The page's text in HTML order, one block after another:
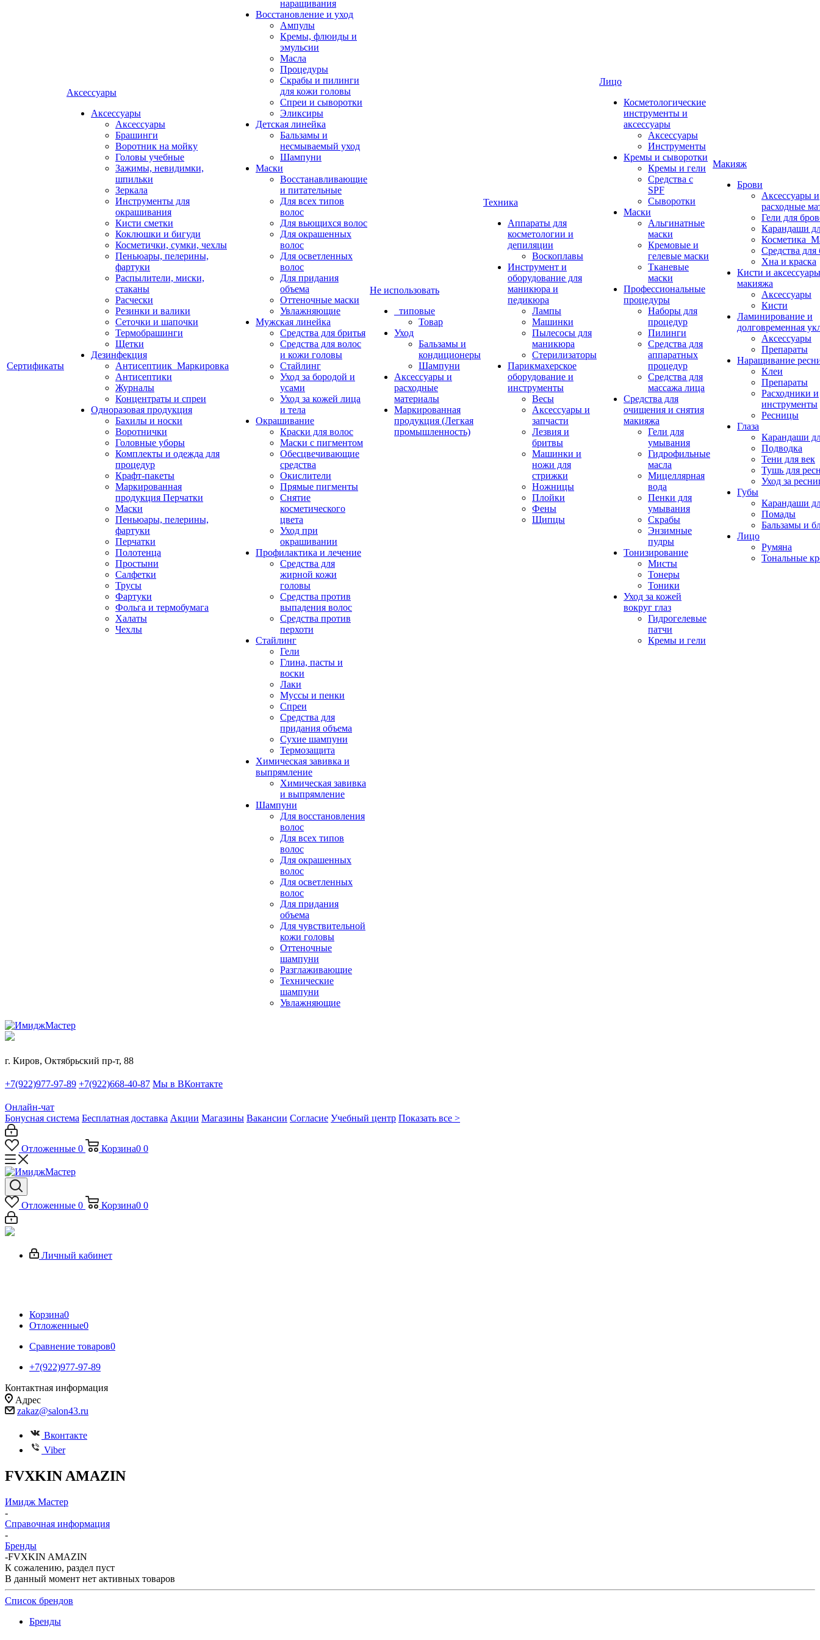
Сертификаты
Аксессуары
Аксессуары
Аксессуары
Брашинги
Воротник на мойку
Головы учебные
Зажимы, невидимки,
шпильки
Зеркала
Инструменты для
окрашивания
Кисти сметки
Коклюшки и бигуди
Косметички, сумки, чехлы
Пеньюары, пелерины,
фартуки
Распылители, миски,
стаканы
Расчески
Резинки и валики
Сеточки и шапочки
Термобрашинги
Щетки
Дезинфекция
Антисептиик_Маркировка
Антисептики
Журналы
Концентраты и спреи
Одноразовая продукция
Бахилы и носки
Воротнички
Головные уборы
Комплекты и одежда для
процедур
Крафт-пакеты
Маркированная
продукция Перчатки
Маски
Пеньюары, пелерины,
фартуки
Перчатки
Полотенца
Простыни
Салфетки
Трусы
Фартуки
Фольга и термобумага
Халаты
Чехлы
наращивания
Восстановление и уход
Ампулы
Кремы, флюиды и
эмульсии
Масла
Процедуры
Скрабы и пилинги
для кожи головы
Спреи и сыворотки
Эликсиры
Детская линейка
Бальзамы и
несмываемый уход
Шампуни
Маски
Восстанавливающие
и питательные
Для всех типов
волос
Для вьющихся волос
Для окрашенных
волос
Для осветленных
волос
Для придания
объема
Оттеночные маски
Увлажняющие
Мужская линейка
Средства для бритья
Средства для волос
и кожи головы
Стайлинг
Уход за бородой и
усами
Уход за кожей лица
и тела
Окрашивание
Краски для волос
Маски с пигментом
Обесцвечивающие
средства
Окислители
Прямые пигменты
Снятие
косметического
цвета
Уход при
окрашивании
Профилактика и лечение
Средства для
жирной кожи
головы
Средства против
выпадения волос
Средства против
перхоти
Стайлинг
Гели
Глина, пасты и
воски
Лаки
Муссы и пенки
Спреи
Средства для
придания объема
Сухие шампуни
Термозащита
Химическая завивка и
выпрямление
Химическая завивка
и выпрямление
Шампуни
Для восстановления
волос
Для всех типов
волос
Для окрашенных
волос
Для осветленных
волос
Для придания
объема
Для чувствительной
кожи головы
Оттеночные
шампуни
Разглаживающие
Технические
шампуни
Увлажняющие
Не использовать
_типовые
Товар
Уход
Бальзамы и
кондиционеры
Шампуни
Аксессуары и
расходные
материалы
Маркированная
продукция (Легкая
промышленность)
Техника
Аппараты для
косметологии и
депиляции
Воскоплавы
Инструмент и
оборудование для
маникюра и
педикюра
Лампы
Машинки
Пылесосы для
маникюра
Стерилизаторы
Парикмахерское
оборудование и
инструменты
Весы
Аксессуары и
запчасти
Лезвия и
бритвы
Машинки и
ножи для
стрижки
Ножницы
Плойки
Фены
Щипцы
Лицо
Косметологические
инструменты и
аксессуары
Аксессуары
Инструменты
Кремы и сыворотки
Кремы и гели
Средства с
SPF
Сыворотки
Маски
Альгинатные
маски
Кремовые и
гелевые маски
Тканевые
маски
Профессиональные
процедуры
Наборы для
процедур
Пилинги
Средства для
аппаратных
процедур
Средства для
массажа лица
Средства для
очищения и снятия
макияжа
Гели для
умывания
Гидрофильные
масла
Мицеллярная
вода
Пенки для
умывания
Скрабы
Энзимные
пудры
Тонизирование
Мисты
Тонеры
Тоники
Уход за кожей
вокруг глаз
Гидрогелевые
патчи
Кремы и гели
Макияж
Брови
Аксессуары и
расходные
Гели для
Карандаши
Средства для
Хна и краска
Кисти и
макияжа
Аксессуары
Кисти
Ламинирование и
долговременная
Аксессуары
Препараты
Наращивание
Клеи
Препараты
Расходники и
инструменты
Ресницы
Глаза
Карандаши
Подводка
Тени для век
Тушь для
Уход за
Губы
Карандаши
Помады
Бальзамы и
Лицо
Румяна
Тональные
г. Киров, Октябрьский пр-т, 88
+7(922)977-97-89 +7(922)668-40-87 Мы в ВКонтакте
Онлайн-чат
Бонусная система Бесплатная доставка Акции Магазины Вакансии Согласие Учебный центр Показать все >
Отложенные 0 Корзина0 0
Отложенные 0 Корзина0 0
Личный кабинет
Корзина0
Отложенные0
Сравнение товаров0
+7(922)977-97-89
Контактная информация
Адрес
zakaz@salon43.ru
Вконтакте
Viber
FVXKIN AMAZIN
Имидж Мастер
-
Справочная информация
-
Бренды
-FVXKIN AMAZIN
К сожалению, раздел пуст
В данный момент нет активных товаров
Список брендов
Бренды